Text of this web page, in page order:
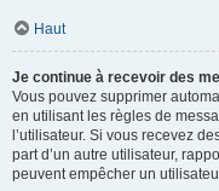
Haut
Je continue à recevoir des
Vous pouvez supprimer
en utilisant les règles de
l’utilisateur. Si vous recevez
part d’un autre utilisateur,
peuvent empêcher un